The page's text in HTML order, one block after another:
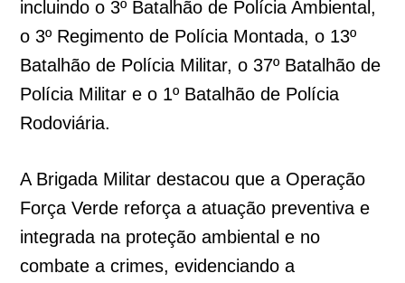
incluindo o 3º Batalhão de Polícia Ambiental,
o 3º Regimento de Polícia Montada, o 13º
Batalhão de Polícia Militar, o 37º Batalhão de
Polícia Militar e o 1º Batalhão de Polícia
Rodoviária.
A Brigada Militar destacou que a Operação
Força Verde reforça a atuação preventiva e
integrada na proteção ambiental e no
combate a crimes, evidenciando a